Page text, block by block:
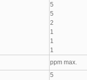
5
5
2
1
1
1
ppm max.
5